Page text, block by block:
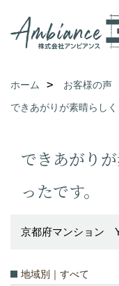
ホーム お客様の声
できあがりが素晴らしく
できあがり
ったです。
京都府マンション
地域別｜すべて